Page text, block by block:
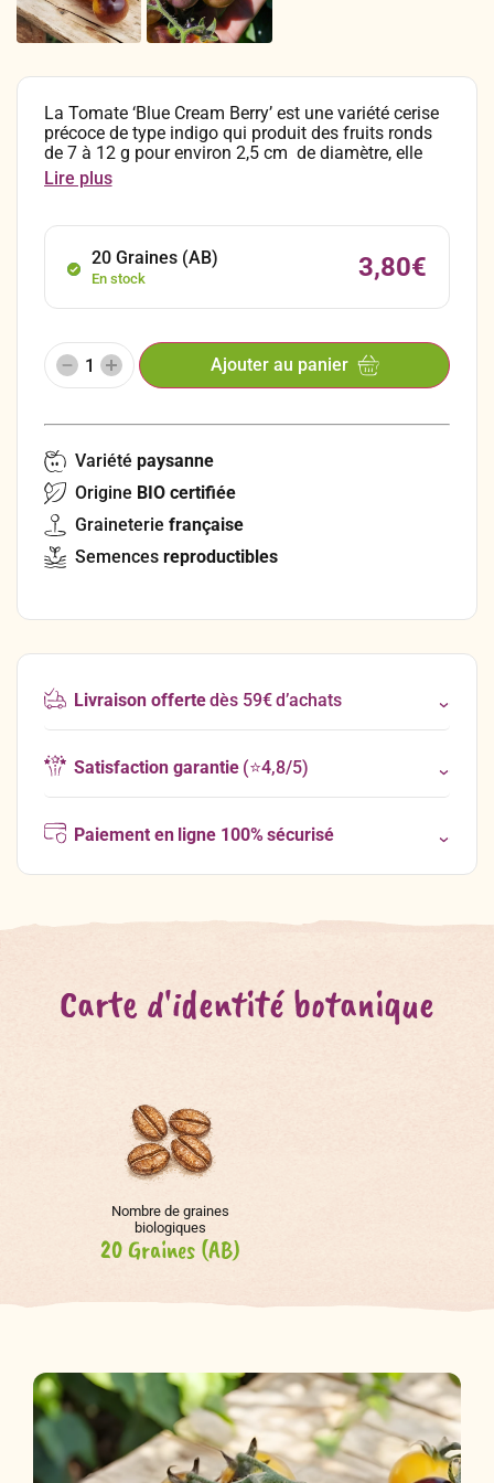
La Tomate ‘Blue Cream Berry’ est une variété cerise
précoce de type indigo qui produit des fruits ronds
de 7 à 12 g pour environ 2,5 cm de diamètre, elle
forme des grappes de 4 à 6 fruits. Elle se distingue
par sa peau jaune d’or nuancée de pourpre selon
délicieuse, elle séduit autant au potager qu’à la
dégustation.
Lire plus
20 Graines (AB)
En stock 3,80€
Ajouter au panier
Variété paysanne
Origine BIO certifiée
Graineterie française
Semences reproductibles
Livraison offertedès 59€ d’achats
Satisfaction garantie(⭐4,8/5)
Paiement en ligne 100% sécurisé
Carte d'identité botanique
Nombre de graines
biologiques
20 Graines (AB)